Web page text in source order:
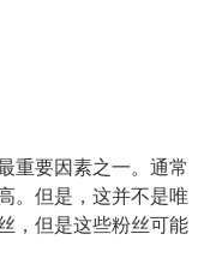
重要因素之一。通常
。但是，这并不是唯
，但是这些粉丝可能